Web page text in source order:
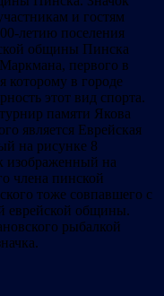
и гостям
летию поселения
общины Пинска
первого в
которому в городе
этот вид спорта.
памяти Якова
является Еврейская
на рисунке 8
изображенный на
члена пинской
тоже совпавшего с
еврейской общины.
рыбалкой